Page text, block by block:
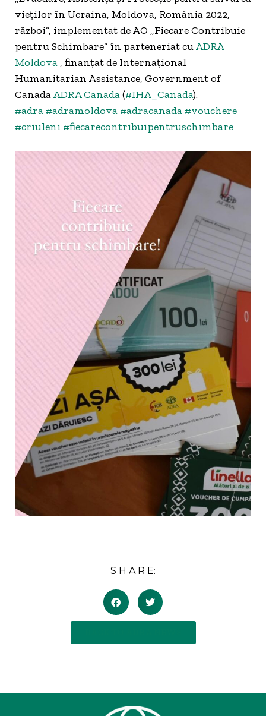
vieților în Ucraina, Moldova, România 2022,
război”, implementat de AO „Fiecare Contribuie
pentru Schimbare” în parteneriat cuADRA
Moldova , finanțat de Internațional
Humanitarian Assistance, Government of
CanadaADRA Canada(#IHA_Canada).
#adra #adramoldova #adracanada #vouchere
#criuleni #fiecarecontribuipentruschimbare
S H A R E: